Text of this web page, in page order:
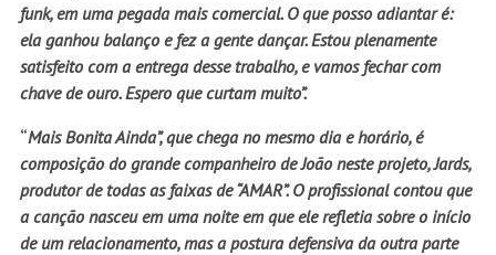
funk, em uma pegada mais comercial. O que posso adiantar é:
ela ganhou balanço e fez a gente dançar. Estou plenamente
satisfeito com a entrega desse trabalho, e vamos fechar com
chave de ouro. Espero que curtam muito”.
“Mais Bonita Ainda”, que chega no mesmo dia e horário, é
composição do grande companheiro de João neste projeto, Jards,
produtor de todas as faixas de “AMAR”. O profissional contou que
a canção nasceu em uma noite em que ele refletia sobre o início
de um relacionamento, mas a postura defensiva da outra parte